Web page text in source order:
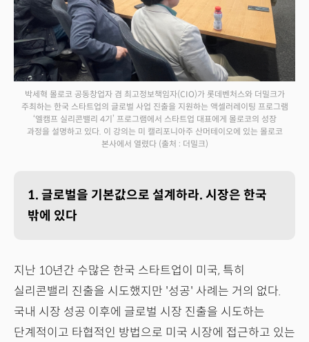
박세혁 몰로코 공동창업자 겸 최고정보책임자(CIO)가 롯데벤처스와 더밀크가
주최하는 한국 스타트업의 글로벌 사업 진출을 지원하는 액셀러레이팅 프로그램
‘엘캠프 실리콘밸리 4기’ 프로그램에서 스타트업 대표에게 몰로코의 성장
과정을 설명하고 있다. 이 강의는 미 캘리포니아주 산머테이오에 있는 몰로코
본사에서 열렸다 (출처 : 더밀크)
1. 글로벌을 기본값으로 설계하라. 시장은 한국
밖에 있다
지난 10년간 수많은 한국 스타트업이 미국, 특히
실리콘밸리 진출을 시도했지만 '성공' 사례는 거의 없다.
국내 시장 성공 이후에 글로벌 시장 진출을 시도하는
단계적이고 타협적인 방법으로 미국 시장에 접근하고 있는